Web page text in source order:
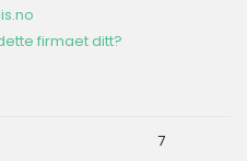
firmaet ditt?
7